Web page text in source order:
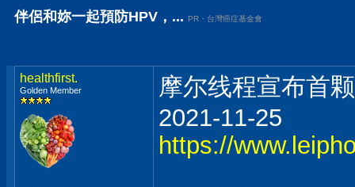
伴侶和妳一起預防HPV，... PR・台灣癌症基金會
healthfirst.
Golden Member
摩尔线程宣布首
2021-11-25
https://